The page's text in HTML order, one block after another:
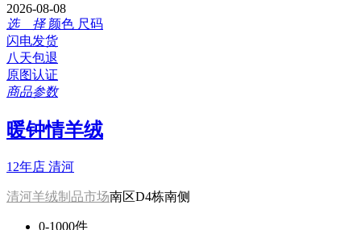
2026-08-08
选 择 颜色 尺码
闪电发货
八天包退
原图认证
商品参数
暖钟情羊绒
12年店 清河
清河羊绒制品市场南区D4栋南侧
0-1000件